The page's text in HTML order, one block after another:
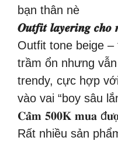
bạn thân nè
𝑶𝒖𝒕𝒇𝒊𝒕 𝒍𝒂𝒚𝒆𝒓𝒊𝒏𝒈 𝒄𝒉𝒐
Outfit tone beige
trầm ổn nhưng
trendy, cực hợp
vào vai “boy sâu
𝐂𝐚̂̀𝐦 𝟓𝟎𝟎𝐊 𝐦𝐮𝐚
Rất nhiều sản